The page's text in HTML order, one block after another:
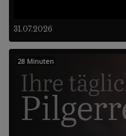
31.07.2026
28 Minuten